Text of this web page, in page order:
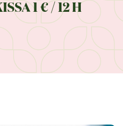
1 € / 12 H